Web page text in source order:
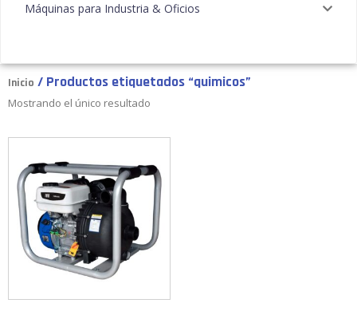
Máquinas para Industria & Oficios
Inicio / Productos etiquetados “quimicos”
Mostrando el único resultado